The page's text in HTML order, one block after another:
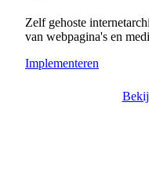
Zelf gehoste
van webpagina's en
Implementeren